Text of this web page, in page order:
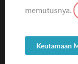
memutusnya.
Keutamaan